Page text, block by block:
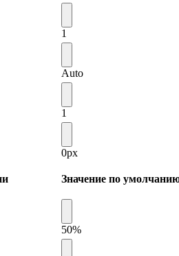
1
Auto
1
0px
Значение по
50%